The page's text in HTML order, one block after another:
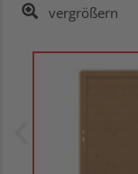
vergrößern